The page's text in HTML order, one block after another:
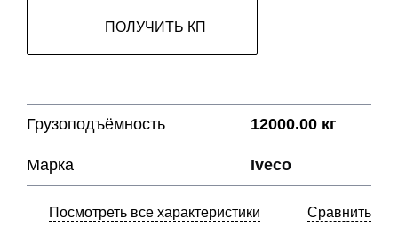
ПОЛУЧИТЬ КП
Грузоподъёмность 12000.00 кг
Марка Iveco
Посмотреть все характеристики Сравнить